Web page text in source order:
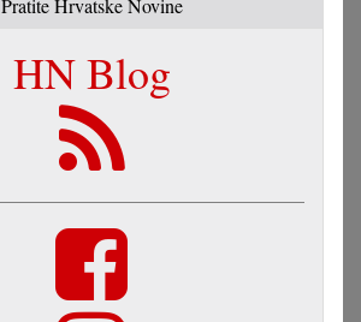
HN Blog